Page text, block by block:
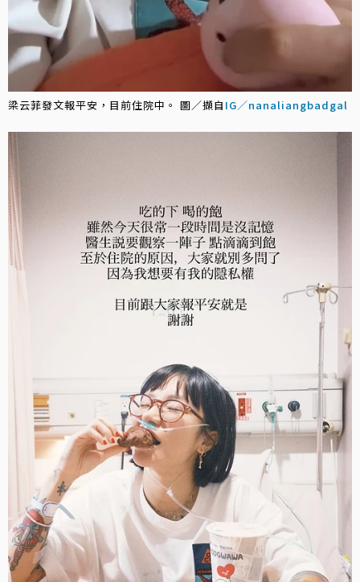
梁云菲發文報平安，目前住院中。 圖／擷自 IG／nanaliangbadgal